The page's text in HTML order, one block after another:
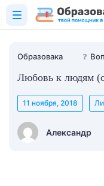
Образовака ❓
Любовь к людям
Александр
11 ноября, 2018